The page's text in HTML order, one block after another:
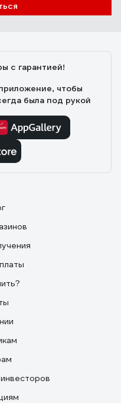
с гарантией!
чтобы
была под рукой